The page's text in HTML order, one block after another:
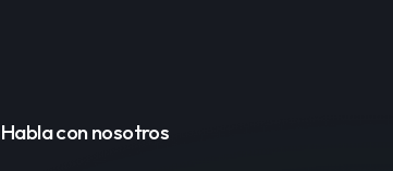
Habla con nosotros